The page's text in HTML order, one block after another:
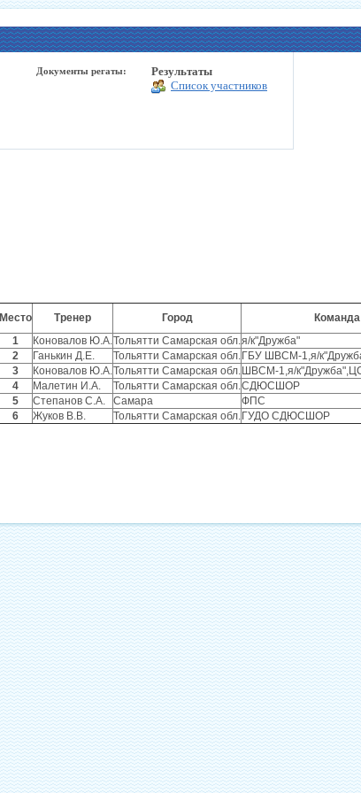
Документы регаты:
Результаты
Список участников
Место Тренер Город Команда
1 Коновалов Ю.А.Тольятти Самарская обл.я/к"Дружба"
2 Ганькин Д.Е. Тольятти Самарская обл. ГБУ ШВСМ-1,я/
3 Коновалов Ю.А.Тольятти Самарская обл. ШВСМ-1,я/
4 Малетин И.А. Тольятти Самарская обл.СДЮСШОР
5 Степанов С.А. Самара
ФПС
6 Жуков В.В. Тольятти Самарская обл. ГУДО СДЮСШОР